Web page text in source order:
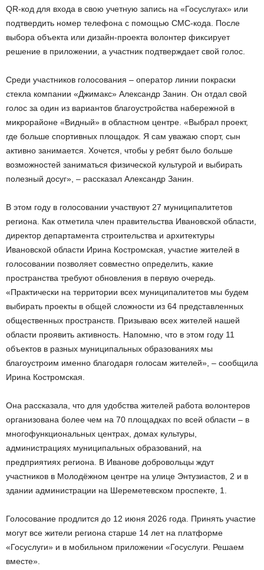
QR-код для входа в свою учетную запись на «Госуслугах» или
подтвердить номер телефона с помощью СМС-кода. После
выбора объекта или дизайн-проекта волонтер фиксирует
решение в приложении, а участник подтверждает свой голос.
Среди участников голосования – оператор линии покраски
стекла компании «Джимакс» Александр Занин. Он отдал свой
голос за один из вариантов благоустройства набережной в
микрорайоне «Видный» в областном центре. «Выбрал проект,
где больше спортивных площадок. Я сам уважаю спорт, сын
активно занимается. Хочется, чтобы у ребят было больше
возможностей заниматься физической культурой и выбирать
полезный досуг», – рассказал Александр Занин.
В этом году в голосовании участвуют 27 муниципалитетов
региона. Как отметила член правительства Ивановской области,
директор департамента строительства и архитектуры
Ивановской области Ирина Костромская, участие жителей в
голосовании позволяет совместно определить, какие
пространства требуют обновления в первую очередь.
«Практически на территории всех муниципалитетов мы будем
выбирать проекты в общей сложности из 64 представленных
общественных пространств. Призываю всех жителей нашей
области проявить активность. Напомню, что в этом году 11
объектов в разных муниципальных образованиях мы
благоустроим именно благодаря голосам жителей», – сообщила
Ирина Костромская.
Она рассказала, что для удобства жителей работа волонтеров
организована более чем на 70 площадках по всей области – в
многофункциональных центрах, домах культуры,
администрациях муниципальных образований, на
предприятиях региона. В Иванове добровольцы ждут
участников в Молодёжном центре на улице Энтузиастов, 2 и в
здании администрации на Шереметевском проспекте, 1.
Голосование продлится до 12 июня 2026 года. Принять участие
могут все жители региона старше 14 лет на платформе
«Госуслуги» и в мобильном приложении «Госуслуги. Решаем
вместе».